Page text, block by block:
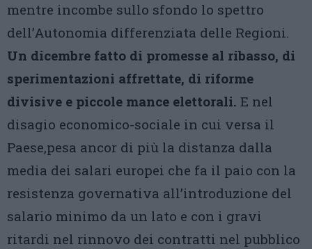
mentre incombe sullo sfondo lo spettro
dell’Autonomia differenziata delle Regioni.
Un dicembre fatto di promesse al ribasso, di
sperimentazioni affrettate, di riforme
divisive e piccole mance elettorali. E nel
disagio economico-sociale in cui versa il
Paese,pesa ancor di più la distanza dalla
media dei salari europei che fa il paio con la
resistenza governativa all’introduzione del
salario minimo da un lato e con i gravi
ritardi nel rinnovo dei contratti nel pubblico